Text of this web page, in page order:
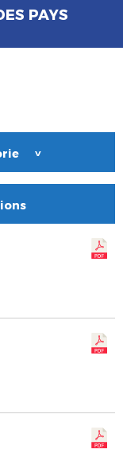
PAYS
>